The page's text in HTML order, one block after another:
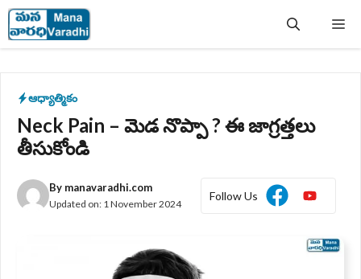
Skip
to
content
ఆధ్యాత్మికం
Neck Pain – మెడ నొప్పా ? ఈ జాగ్రత్తలు
తీసుకోండి
By manavaradhi.com
Updated on: 1 November 2024
Follow Us